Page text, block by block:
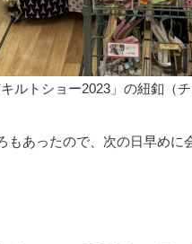
キルトショー2023」の紐釦（
あったので、次の日早め